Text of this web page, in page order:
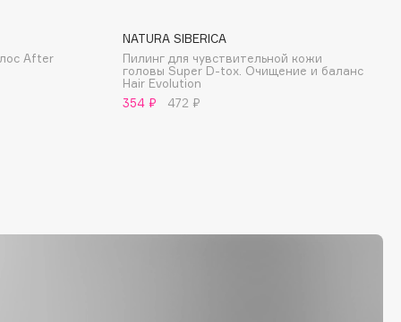
After
NATURA SIBERICA
Пилинг для чувствительной кожи
головы Super D-tox. Очищение и баланс
Hair Evolution
354 ₽
472 ₽